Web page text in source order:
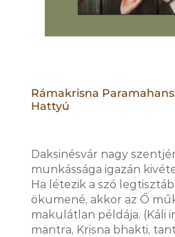
Rámakrisna
Hattyú
Daksinésvár nagy
munkássága igazán
Ha létezik a szó
ökumené, akkor az Ő
makulátlan példája. (Káli
mantra, Krisna bhakti,